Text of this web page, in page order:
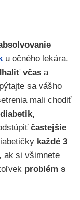
u očného lekára.
včas a
sa vášho
mali chodiť
častejšie
každé 3
ak si všimnete
problém s